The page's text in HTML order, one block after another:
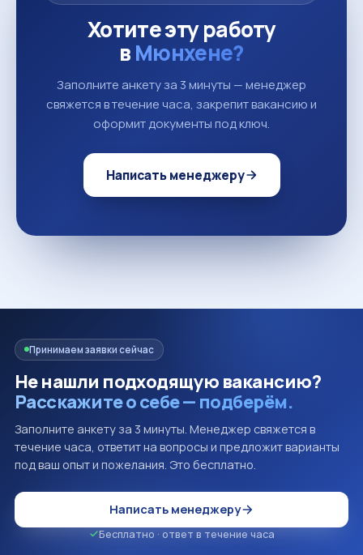
Хотите эту работу
вМюнхене?
Заполните анкету за 3 минуты — менеджер
свяжется в течение часа, закрепит вакансию и
оформит документы под ключ.
Написать менеджеру
Принимаем заявки сейчас
Не нашли подходящую вакансию?
Расскажите о себе — подберём.
Заполните анкету за 3 минуты. Менеджер свяжется в
течение часа, ответит на вопросы и предложит варианты
под ваш опыт и пожелания. Это бесплатно.
Написать менеджеру
Бесплатно · ответ в течение часа